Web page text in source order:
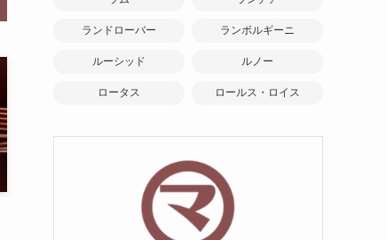
ランドローバー ランボルギーニ
ルーシッド ルノー
ロータス ロールス・ロイス